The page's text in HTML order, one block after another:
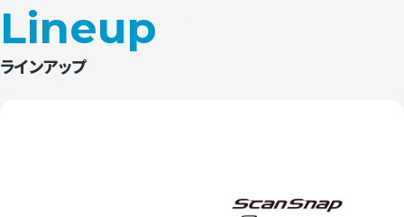
Lineup
ラインアップ